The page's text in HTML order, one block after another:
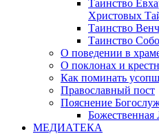
Таинство
Христовых
Таинство
Таинство
О поведении в
О поклонах и
Как поминать
Православный пост
Пояснение
Божественная
МЕДИАТЕКА